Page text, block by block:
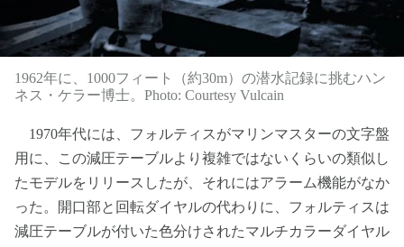
1962年に、1000フィート（約30m）の潜水記録に挑むハン
ネス・ケラー博士。Photo: Courtesy Vulcain
1970年代には、フォルティスがマリンマスターの文字盤
用に、この減圧テーブルより複雑ではないくらいの類似し
たモデルをリリースしたが、それにはアラーム機能がなか
った。開口部と回転ダイヤルの代わりに、フォルティスは
減圧テーブルが付いた色分けされたマルチカラーダイヤル